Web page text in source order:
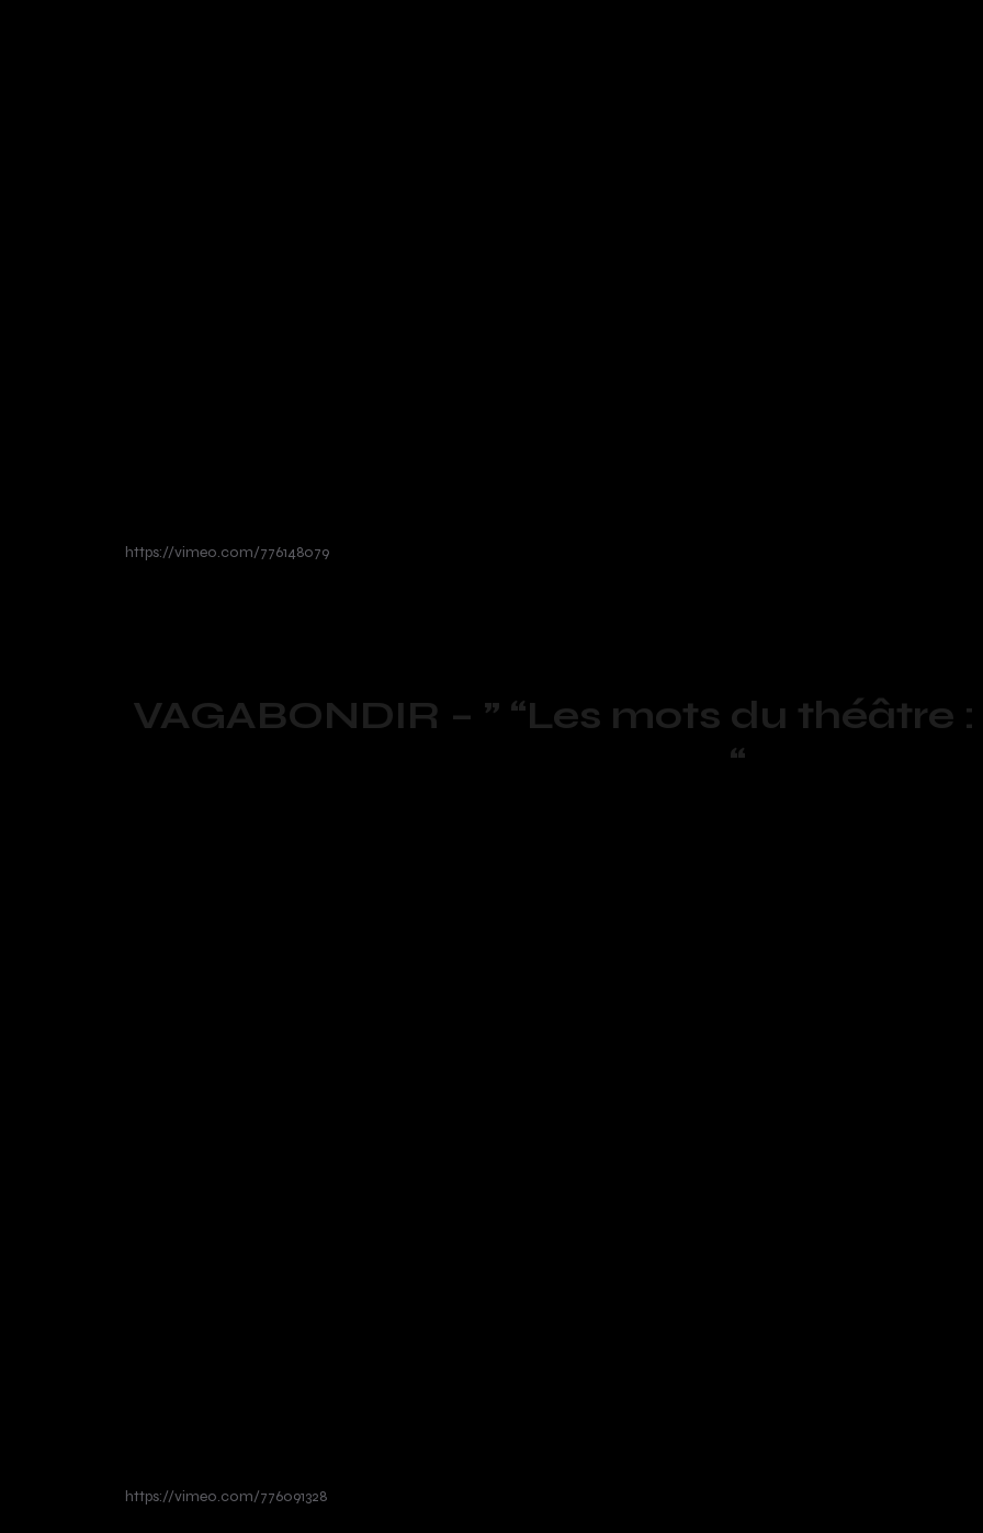
https://vimeo.com/776148079
VAGABONDIR – ” “Les mots du théâtre
“
https://vimeo.com/776091328